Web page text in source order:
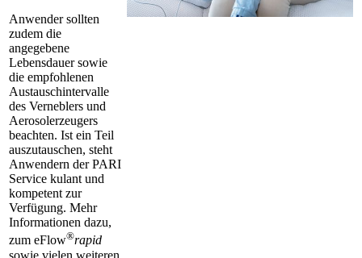
Anwender sollten
zudem die
angegebene
Lebensdauer sowie
die empfohlenen
Austauschintervalle
des Verneblers und
Aerosolerzeugers
beachten. Ist ein Teil
auszutauschen, steht
Anwendern der PARI
Service kulant und
kompetent zur
Verfügung. Mehr
Informationen dazu,
zum eFlow®rapid
sowie vielen weiteren